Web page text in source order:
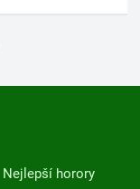
Nejlepší horory